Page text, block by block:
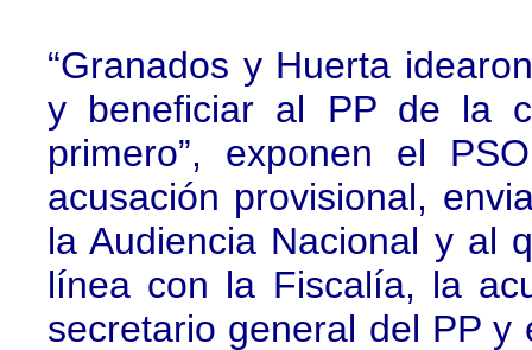
“Granados y Huerta
y beneficiar al PP de la
primero”, exponen el
acusación provisional,
la Audiencia Nacional y al
línea con la Fiscalía, la
secretario general del PP